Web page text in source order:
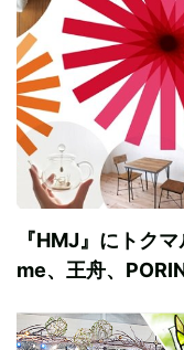
『HMJ』にトク
me、王舟、